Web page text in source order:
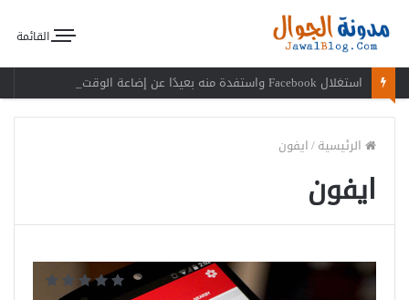
القائمة
استغلال Facebook واستفدة منه بعيدًا عن إضاعة الوقت
الرئيسية/ايفون
ايفون